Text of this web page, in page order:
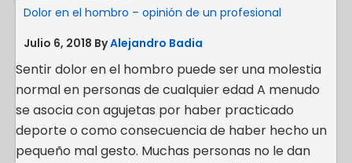
Dolor en el hombro – opinión de un profesional
Julio 6, 2018 ByAlejandro Badia
Sentir dolor en el hombro puede ser una molestia
normal en personas de cualquier edad A menudo
se asocia con agujetas por haber practicado
deporte o como consecuencia de haber hecho un
pequeño mal gesto. Muchas personas no le dan